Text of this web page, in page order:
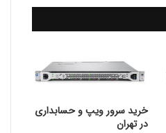
خرید سرور ویپ و حسابداری
در تهران